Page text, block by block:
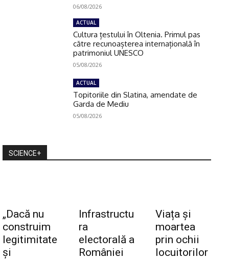
06/08/2026
ACTUAL
Cultura țestului în Oltenia. Primul pas
către recunoașterea internațională în
patrimoniul UNESCO
05/08/2026
ACTUAL
Topitoriile din Slatina, amendate de
Garda de Mediu
05/08/2026
SCIENCE+
„Dacă nu
construim
legitimitate
și
Infrastructu
ra
electorală a
României
Viața și
moartea
prin ochii
locuitorilor